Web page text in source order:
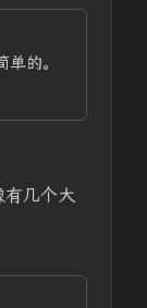
的。
有几个大